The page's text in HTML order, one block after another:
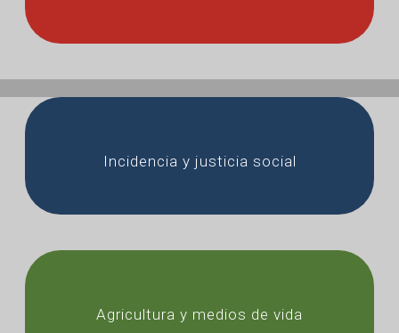
Incidencia y justicia social
Agricultura y medios de vida